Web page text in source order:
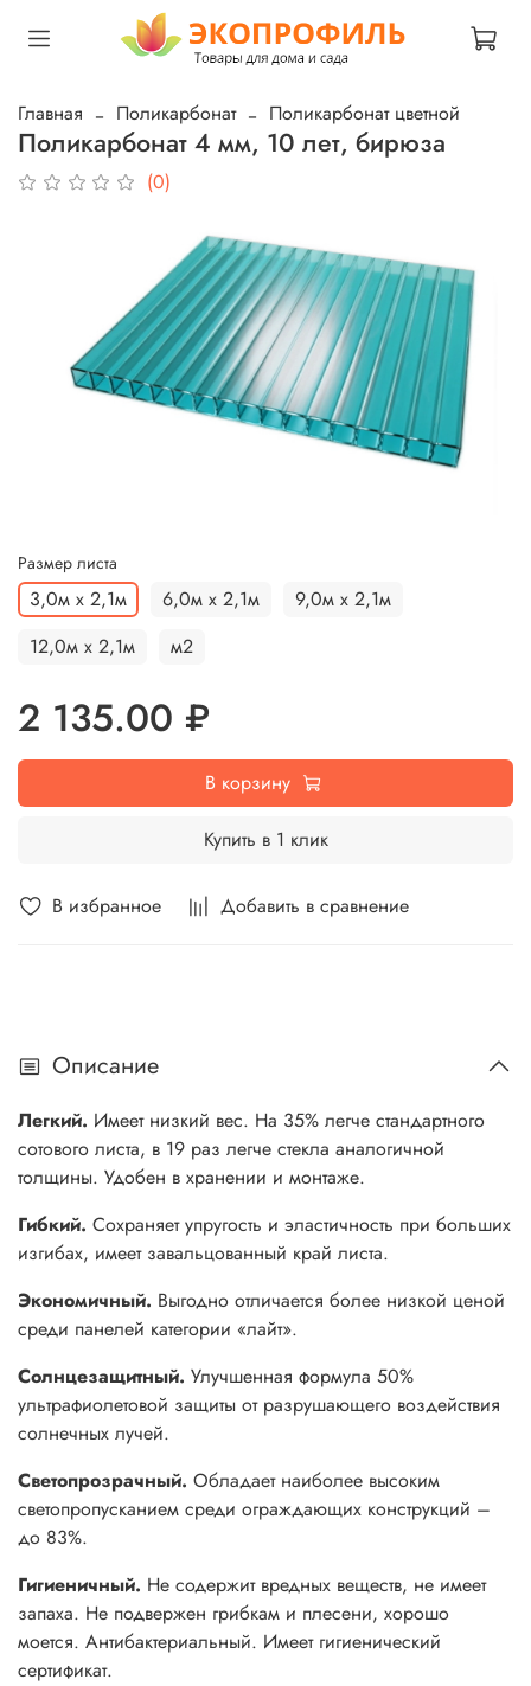
Главная Поликарбонат Поликарбонат цветной
Поликарбонат 4 мм, 10 лет, бирюза
(0)
В избранное Добавить в сравнение
Размер листа
3,0м x 2,1м 6,0м x 2,1м
9,0м x 2,1м
12,0м x 2,1м
м2
2 135.00 ₽
В корзину
Купить в 1 клик
Описание
Легкий. Имеет низкий вес. На 35% легче стандартного
сотового листа, в 19 раз легче стекла аналогичной
толщины. Удобен в хранении и монтаже.
Гибкий. Сохраняет упругость и эластичность при больших
изгибах, имеет завальцованный край листа.
Экономичный. Выгодно отличается более низкой ценой
среди панелей категории «лайт».
Солнцезащитный. Улучшенная формула 50%
ультрафиолетовой защиты от разрушающего воздействия
солнечных лучей.
Светопрозрачный. Обладает наиболее высоким
светопропусканием среди ограждающих конструкций –
до 83%.
Гигиеничный. Не содержит вредных веществ, не имеет
запаха. Не подвержен грибкам и плесени, хорошо
моется. Антибактериальный. Имеет гигиенический
сертификат.